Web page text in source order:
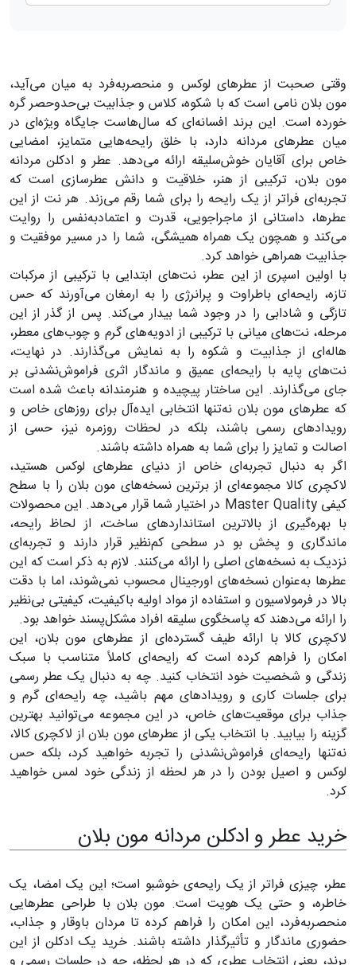
وقتی صحبت از عطرهای لوکس و منحصربه‌فرد به میان می‌آید،
مون بلان نامی است که با شکوه، کلاس و جذابیت بی‌حدوحصر گره
خورده است. این برند افسانه‌ای که سال‌هاست جایگاه ویژه‌ای در
میان عطرهای مردانه دارد، با خلق رایحه‌هایی متمایز، امضایی
خاص برای آقایان خوش‌سلیقه ارائه می‌دهد. عطر و ادکلن مردانه
مون بلان، ترکیبی از هنر، خلاقیت و دانش عطرسازی است که
تجربه‌ای فراتر از یک رایحه را برای شما رقم می‌زند. هر نت از این
عطرها، داستانی از ماجراجویی، قدرت و اعتمادبه‌نفس را روایت
می‌کند و همچون یک همراه همیشگی، شما را در مسیر موفقیت و
جذابیت همراهی خواهد کرد.
با اولین اسپری از این عطر، نت‌های ابتدایی با ترکیبی از مرکبات
تازه، رایحه‌ای باطراوت و پرانرژی را به ارمغان می‌آورند که حس
تازگی و شادابی را در وجود شما بیدار می‌کند. پس از گذر از این
مرحله، نت‌های میانی با ترکیبی از ادویه‌های گرم و چوب‌های معطر،
هاله‌ای از جذابیت و شکوه را به نمایش می‌گذارند. در نهایت،
نت‌های پایه با رایحه‌ای عمیق و ماندگار اثری فراموش‌نشدنی بر
جای می‌گذارند. این ساختار پیچیده و هنرمندانه باعث شده است
که عطرهای مون بلان نه‌تنها انتخابی ایده‌آل برای روزهای خاص و
رویدادهای رسمی باشند، بلکه در لحظات روزمره نیز، حسی از
اصالت و تمایز را برای شما به همراه داشته باشند.
اگر به دنبال تجربه‌ای خاص از دنیای عطرهای لوکس هستید،
لاکچری کالا مجموعه‌ای از برترین نسخه‌های مون بلان را با سطح
کیفی Master Quality در اختیار شما قرار می‌دهد. این محصولات
با بهره‌گیری از بالاترین استانداردهای ساخت، از لحاظ رایحه،
ماندگاری و پخش بو در سطحی کم‌نظیر قرار دارند و تجربه‌ای
نزدیک به نسخه‌های اصلی را ارائه می‌کنند. لازم به ذکر است که این
عطرها به‌عنوان نسخه‌های اورجینال محسوب نمی‌شوند، اما با دقت
بالا در فرمولاسیون و استفاده از مواد اولیه باکیفیت، کیفیتی بی‌نظیر
را ارائه می‌دهند که پاسخگوی سلیقه افراد مشکل‌پسند خواهد بود.
لاکچری کالا با ارائه طیف گسترده‌ای از عطرهای مون بلان، این
امکان را فراهم کرده است که رایحه‌ای کاملاً متناسب با سبک
زندگی و شخصیت خود انتخاب کنید. چه به دنبال یک عطر رسمی
برای جلسات کاری و رویدادهای مهم باشید، چه رایحه‌ای گرم و
جذاب برای موقعیت‌های خاص، در این مجموعه می‌توانید بهترین
گزینه را بیابید. با انتخاب یکی از عطرهای مون بلان از لاکچری کالا،
نه‌تنها رایحه‌ای فراموش‌نشدنی را تجربه خواهید کرد، بلکه حس
لوکس و اصیل بودن را در هر لحظه از زندگی خود لمس خواهید
کرد.
خرید عطر و ادکلن مردانه مون بلان
عطر، چیزی فراتر از یک رایحه‌ی خوشبو است؛ این یک امضا، یک
خاطره، و حتی یک هویت است. مون بلان با طراحی عطرهایی
منحصربه‌فرد، این امکان را فراهم کرده تا مردان باوقار و جذاب،
حضوری ماندگار و تأثیرگذار داشته باشند. خرید یک ادکلن از این